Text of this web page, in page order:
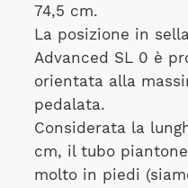
74,5 cm.
La posizione in
Advanced SL 0 è
orientata alla
pedalata.
Considerata la
cm, il tubo
molto in piedi